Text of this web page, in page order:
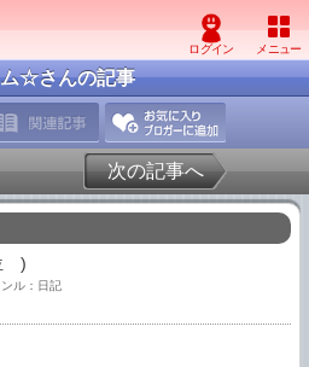
☆さんの記事
次の記事へ
)
ンル：日記